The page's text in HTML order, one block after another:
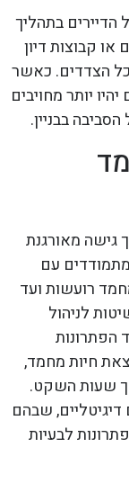
בתהליך
קבוצות דיון
הצדדים. כאשר
יותר מחויבים
בבניין.
גישה מאורגנת
עם
רועשות ועד
לניהול
חיות מחמד,
שעות השקט.
דיגיטליים, שבהם
לבעיות